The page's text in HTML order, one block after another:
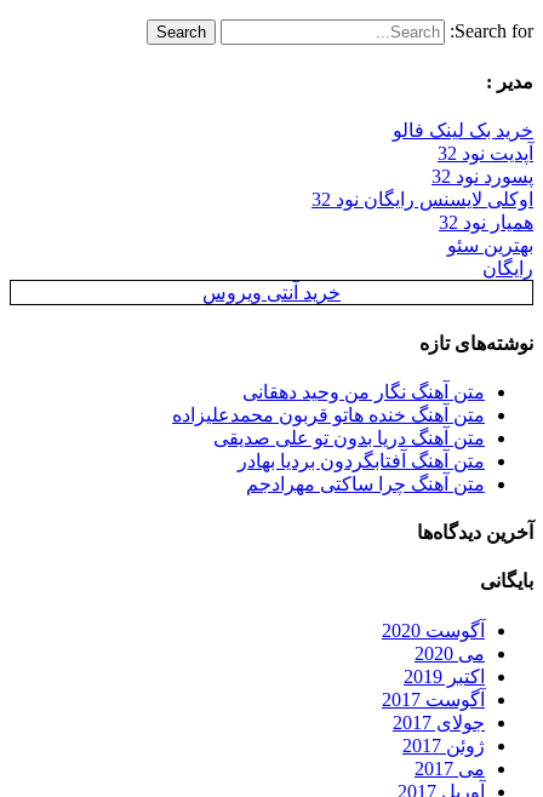
Search for:
مدیر :
خرید بک لینک فالو
آپدیت نود 32
پسورد نود 32
اوکلی لایسنس رایگان نود 32
همیار نود 32
بهترین سئو
رایگان
خرید آنتی ویروس
نوشته‌های تازه
متن آهنگ نگار من وحید دهقانی
متن آهنگ خنده هاتو قربون محمدعلیزاده
متن آهنگ دریا بدون تو علی صدیقی
متن آهنگ آفتابگردون بردیا بهادر
متن آهنگ چرا ساکتی مهرادجم
آخرین دیدگاه‌ها
بایگانی
آگوست 2020
می 2020
اکتبر 2019
آگوست 2017
جولای 2017
ژوئن 2017
می 2017
آوریل 2017